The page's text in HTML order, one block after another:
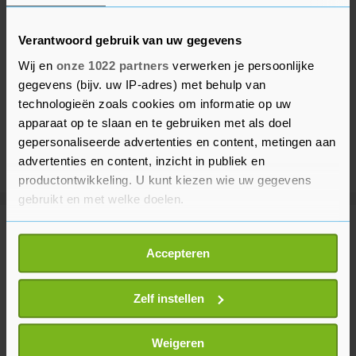
Verantwoord gebruik van uw gegevens
Wij en onze 1022 partners verwerken je persoonlijke
gegevens (bijv. uw IP-adres) met behulp van
technologieën zoals cookies om informatie op uw
apparaat op te slaan en te gebruiken met als doel
gepersonaliseerde advertenties en content, metingen aan
advertenties en content, inzicht in publiek en
productontwikkeling. U kunt kiezen wie uw gegevens
gebruikt en met welke doelen.
Als u het toestaat, willen we ook graag:
Informatie verzamelen over uw geografische
locatie, die tot een paar meter nauwkeurig kan zijn
Uw apparaat identificeren door het actief te
scannen op specifieke eigenschappen (fingerprinting)
Lees meer over hoe uw persoonlijke gegevens worden
Accepteren
Zelf instellen
Weigeren
Meer uit Binnenland
Amsterdam tijdens WorldPride
March